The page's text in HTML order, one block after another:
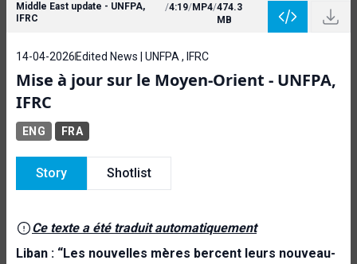
Middle East update - UNFPA,
IFRC
/4:19/MP4/474.3
MB
14-04-2026 Edited News | UNFPA , IFRC
Mise à jour sur le Moyen-Orient - UNFPA,
IFRC
ENG FRA
Story Shotlist
Ce texte a été traduit automatiquement
Liban : “Les nouvelles mères bercent leurs nouveau-